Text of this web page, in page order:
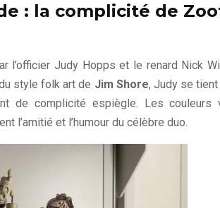
: la complicité de
l’officier Judy Hopps et le renard Nick
style folk art de Jim Shore, Judy se
de complicité espiègle. Les
l’amitié et l’humour du célèbre duo.